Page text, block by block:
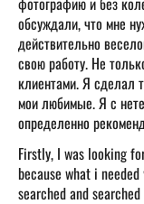
обсуждали, что мне
действительно
свою работу. Не
клиентами. Я сделал
мои любимые. Я с
определенно
Firstly, I was looking
because what i
searched and